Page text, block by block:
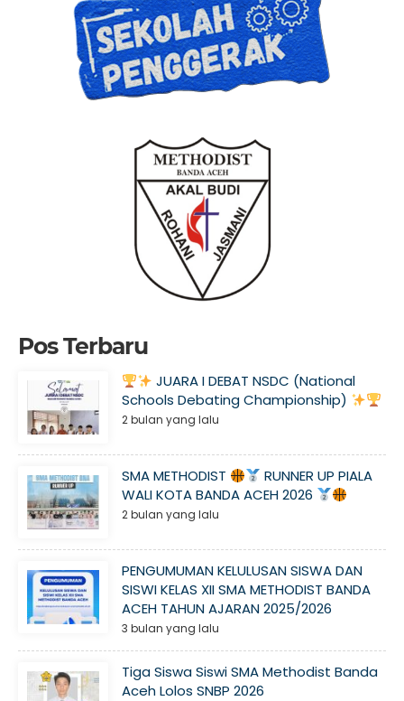
Pos Terbaru
JUARA I DEBAT NSDC (National
Schools Debating Championship)
2 bulan yang lalu
SMA METHODIST
RUNNER UP PIALA
WALI KOTA BANDA ACEH 2026
2 bulan yang lalu
PENGUMUMAN KELULUSAN SISWA DAN
SISWI KELAS XII SMA METHODIST BANDA
ACEH TAHUN AJARAN 2025/2026
3 bulan yang lalu
Tiga Siswa Siswi SMA Methodist Banda
Aceh Lolos SNBP 2026